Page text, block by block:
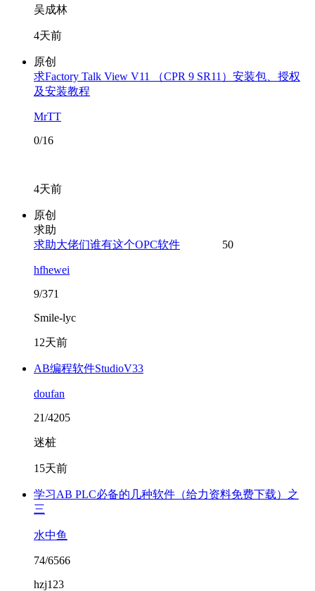
吴成林
4天前
原创
求Factory Talk View V11 （CPR 9 SR11）安装包、授权
及安装教程
MrTT
0/16
4天前
原创
求助
求助大佬们谁有这个OPC软件
50
hfhewei
9/371
Smile-lyc
12天前
AB编程软件StudioV33
doufan
21/4205
迷桩
15天前
学习AB PLC必备的几种软件（给力资料免费下载）之
三
水中鱼
74/6566
hzj123